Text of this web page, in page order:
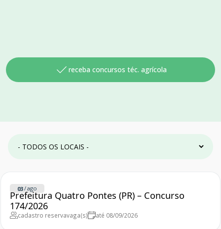
receba concursos téc. agrícola
03/ago
Prefeitura Quatro Pontes (PR) – Concurso
174/2026
cadastro reservavaga(s) até 08/09/2026